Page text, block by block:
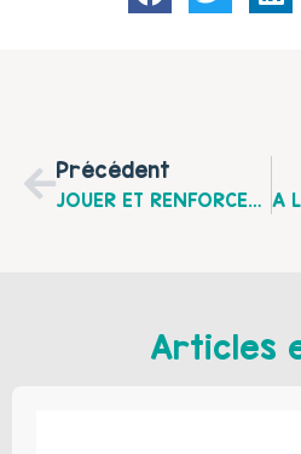
Précédent
JOUER ET RENFORCER LE LIEN PARENT-ENFANT… Une Démarche Avérée À Berck-Sur-Mer
Articles